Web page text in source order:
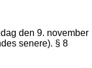
den 9. november
senere). § 8